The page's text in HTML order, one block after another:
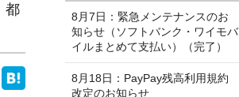
都
8月7日：緊急メンテナンスのお
知らせ（ソフトバンク・ワイモバ
イルまとめて支払い）（完了）
8月18日：PayPay残高利用規約
改定のお知らせ